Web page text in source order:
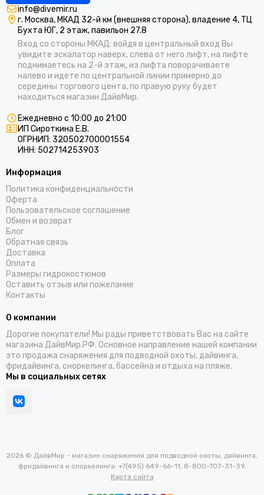
info@divemir.ru
г. Москва, МКАД 32-й км (внешняя сторона), владение 4, ТЦ
Бухта ЮГ, 2 этаж, павильон 27.8
Вход со стороны МКАД: войдя в центральный вход Вы
увидите эскалатор наверх, слева от него лифт, на лифте
поднимаетесь на 2-й этаж, из лифта поворачиваете
налево и идете по центральной линии примерно до
середины торгового цента, по правую руку будет
находиться магазин ДайвМир.
Ежедневно с 10:00 до 21:00
ИП Сироткина Е.В.
ОГРНИП: 320502700001554
ИНН: 502714253903
Информация
Политика конфиденциальности
Оферта
Пользовательское соглашение
Обмен и возврат
Блог
Обратная связь
Доставка
Оплата
Размеры гидрокостюмов
Оставить отзыв или пожелание
Контакты
О компании
Дорогие покупатели! Мы рады приветствовать Вас на сайте
магазина ДайвМир.РФ. Основное направление нашей компании
это продажа снаряжения для подводной охоты, дайвинга,
фридайвинга, сноркелинга, бассейна и отдыха на пляже.
Мы в социальных сетях
2026 © ДайвМир - магазин снаряжения для подводной охоты, дайвинга,
фридайвинга и сноркелинга. +7(495) 649-66-11, 8-800-707-31-39.
Карта сайта